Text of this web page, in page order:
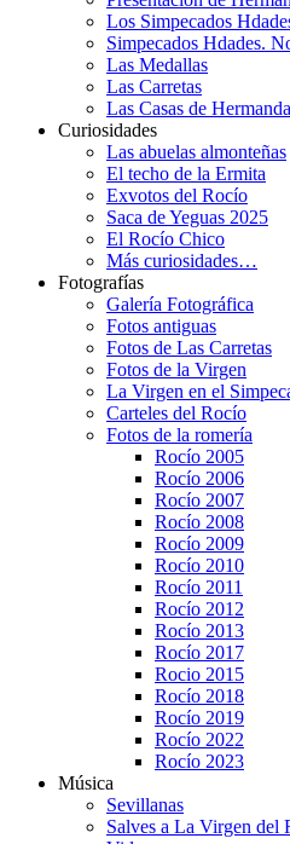
Los Simpecados
Simpecados Hdades.
Las Medallas
Las Carretas
Las Casas de
Curiosidades
Las abuelas almonteñas
El techo de la Ermita
Exvotos del Rocío
Saca de Yeguas 2025
El Rocío Chico
Más curiosidades…
Fotografías
Galería Fotográfica
Fotos antiguas
Fotos de Las Carretas
Fotos de la Virgen
La Virgen en el
Carteles del Rocío
Fotos de la romería
Rocío 2005
Rocío 2006
Rocío 2007
Rocío 2008
Rocío 2009
Rocío 2010
Rocío 2011
Rocío 2012
Rocío 2013
Rocío 2017
Rocio 2015
Rocío 2018
Rocío 2019
Rocío 2022
Rocío 2023
Música
Sevillanas
Salves a La Virgen del